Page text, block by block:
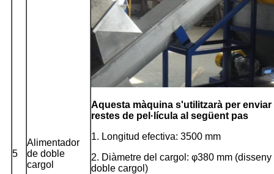
5
Alimentador
de doble
cargol
Aquesta màquina s'utilitzarà per enviar
restes de pel·lícula al següent pas
1. Longitud efectiva: 3500 mm
2. Diàmetre del cargol: φ380 mm (disseny
doble cargol)